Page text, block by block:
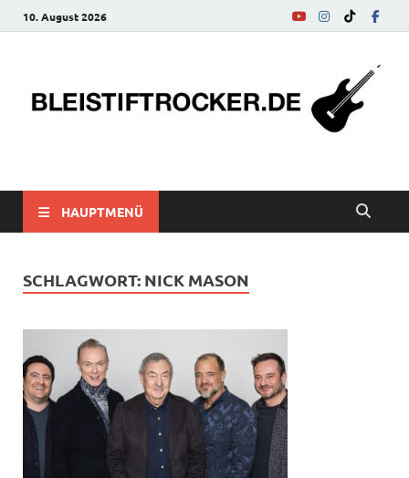
10. August 2026
bleistiftrocker.de
HAUPTMENÜ
SCHLAGWORT: NICK MASON